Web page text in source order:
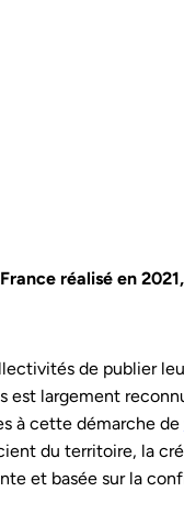
réalisé en
de publier
largement
à cette démarche de
du territoire, la
et basée sur la